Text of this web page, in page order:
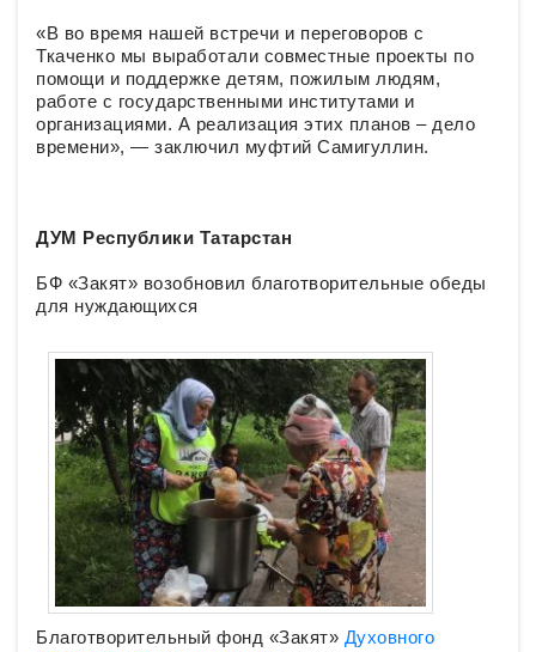
«В во время нашей встречи и переговоров с
Ткаченко мы выработали совместные проекты по
помощи и поддержке детям, пожилым людям,
работе с государственными институтами и
организациями. А реализация этих планов – дело
времени», — заключил муфтий Самигуллин.
ДУМ Республики Татарстан
БФ «Закят» возобновил благотворительные обеды
для нуждающихся
Благотворительный фонд «Закят» Духовного